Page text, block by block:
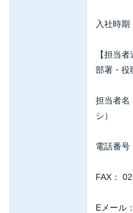
入社時期
【担当者
部署・役
担当者名
シ）
電話番号
FAX：
Eメール